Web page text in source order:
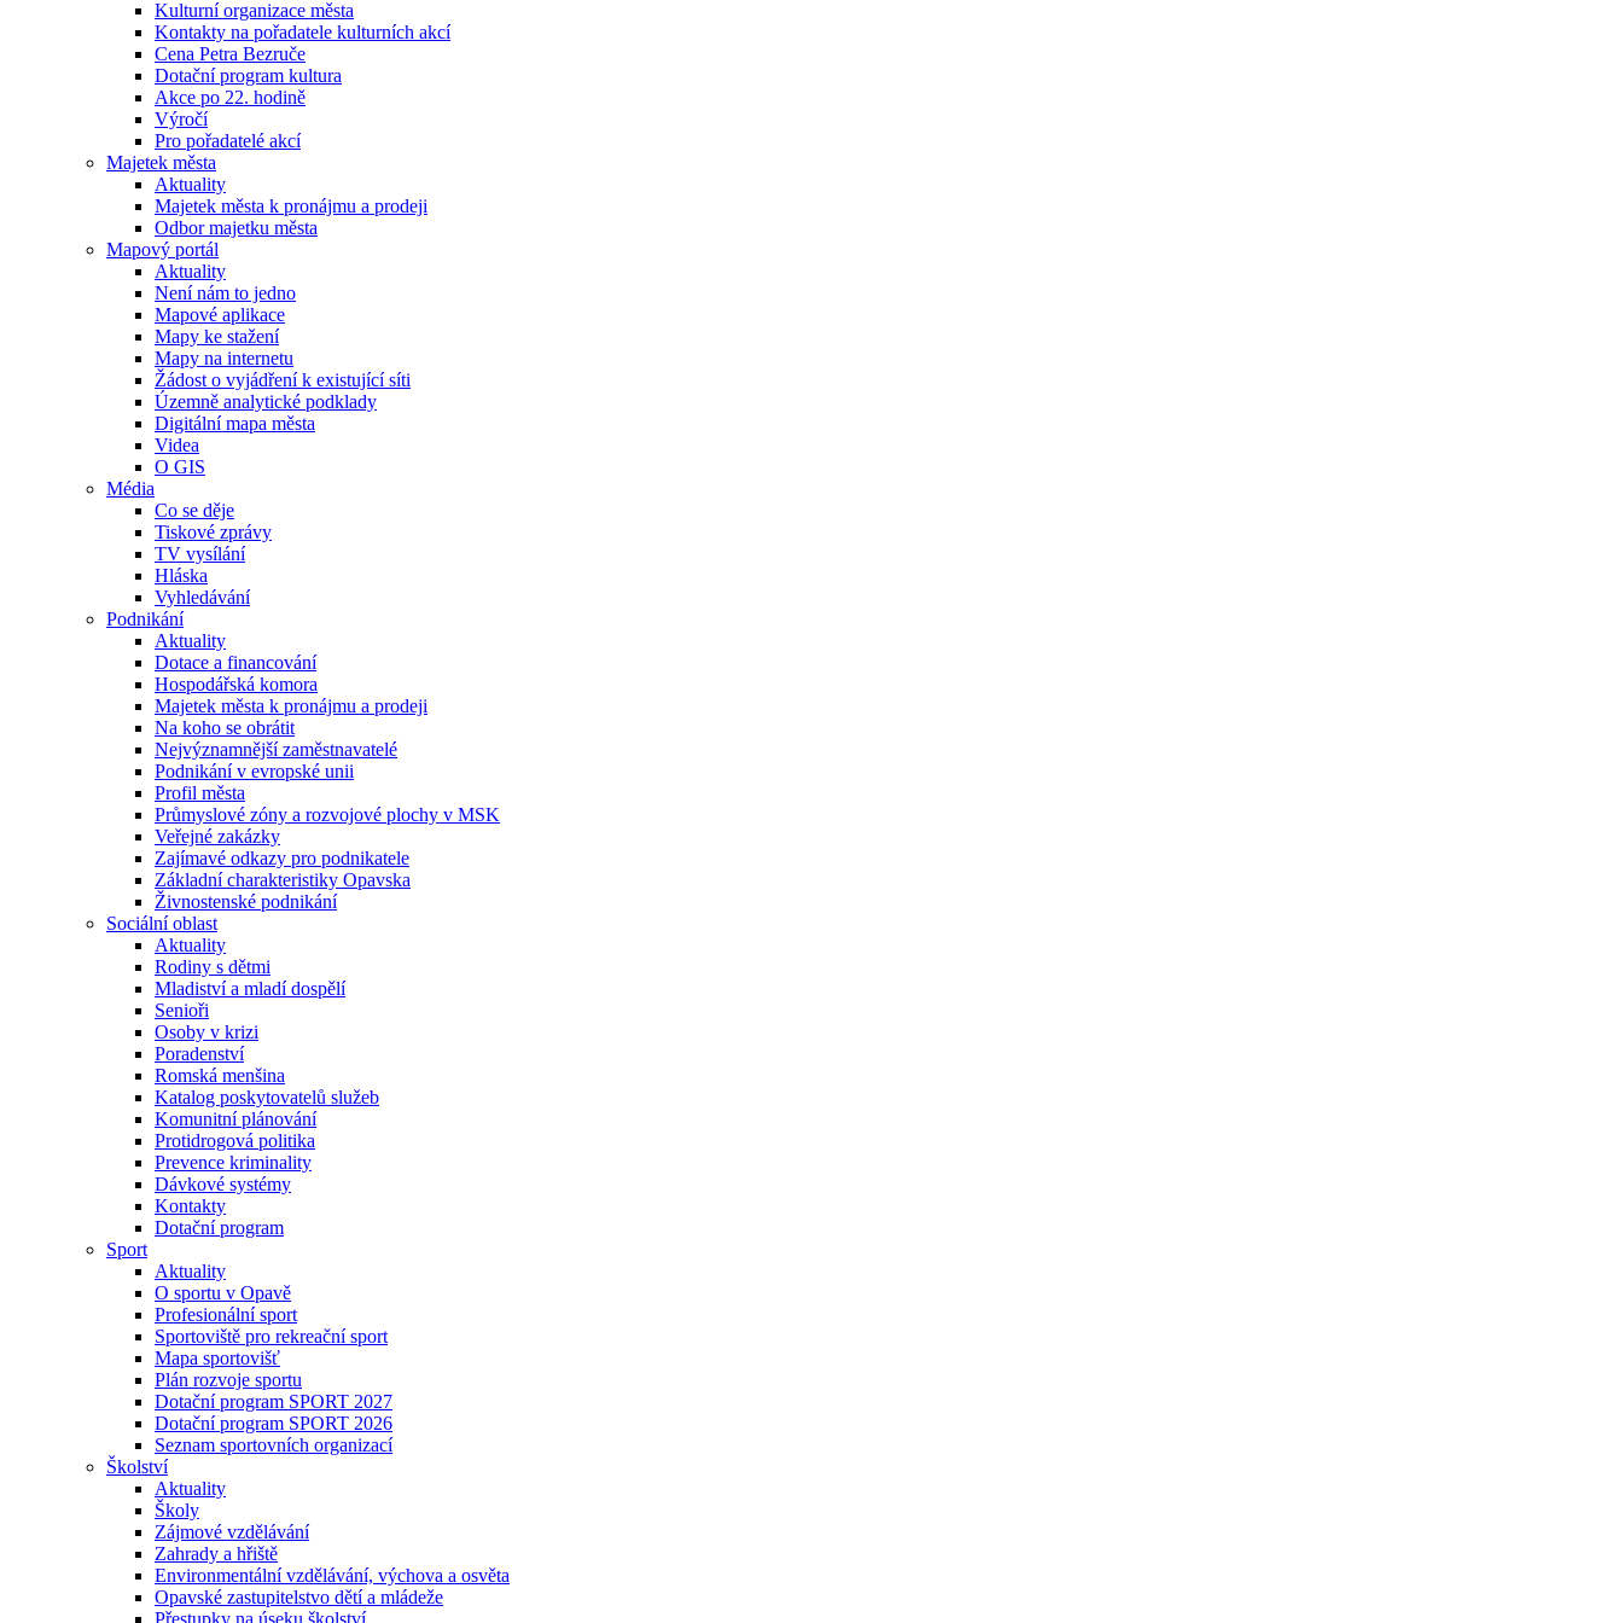
Kulturní organizace města
Kontakty na pořadatele kulturních akcí
Cena Petra Bezruče
Dotační program kultura
Akce po 22. hodině
Výročí
Pro pořadatelé akcí
Majetek města
Aktuality
Majetek města k pronájmu a prodeji
Odbor majetku města
Mapový portál
Aktuality
Není nám to jedno
Mapové aplikace
Mapy ke stažení
Mapy na internetu
Žádost o vyjádření k existující síti
Územně analytické podklady
Digitální mapa města
Videa
O GIS
Média
Co se děje
Tiskové zprávy
TV vysílání
Hláska
Vyhledávání
Podnikání
Aktuality
Dotace a financování
Hospodářská komora
Majetek města k pronájmu a prodeji
Na koho se obrátit
Nejvýznamnější zaměstnavatelé
Podnikání v evropské unii
Profil města
Průmyslové zóny a rozvojové plochy v MSK
Veřejné zakázky
Zajímavé odkazy pro podnikatele
Základní charakteristiky Opavska
Živnostenské podnikání
Sociální oblast
Aktuality
Rodiny s dětmi
Mladiství a mladí dospělí
Senioři
Osoby v krizi
Poradenství
Romská menšina
Katalog poskytovatelů služeb
Komunitní plánování
Protidrogová politika
Prevence kriminality
Dávkové systémy
Kontakty
Dotační program
Sport
Aktuality
O sportu v Opavě
Profesionální sport
Sportoviště pro rekreační sport
Mapa sportovišť
Plán rozvoje sportu
Dotační program SPORT 2027
Dotační program SPORT 2026
Seznam sportovních organizací
Školství
Aktuality
Školy
Zájmové vzdělávání
Zahrady a hřiště
Environmentální vzdělávání, výchova a osvěta
Opavské zastupitelstvo dětí a mládeže